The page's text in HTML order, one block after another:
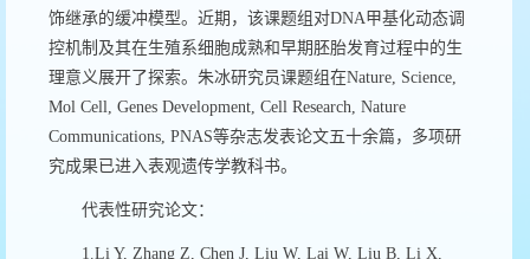
饰继承的缓冲模型。近期，该课题组对DNA甲基化动态调
控机制及其在生殖系细胞成熟和早期胚胎发育过程中的生
理意义展开了探索。朱冰研究员课题组在Nature, Science,
Mol Cell, Genes Development, Cell Research, Nature
Communications, PNAS等杂志发表论文五十余篇，多项研
究成果已进入表观遗传学教科书。
代表性研究论文：
1.Li Y, Zhang Z, Chen J, Liu W, Lai W, Liu B, Li X,